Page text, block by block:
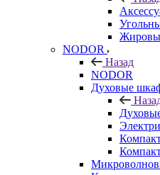
NODOR
Назад
NODOR
Духовые